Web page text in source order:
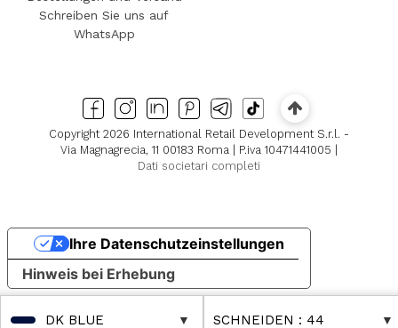
DK BLUE SCHNEIDEN : 44
Schreiben Sie uns auf
WhatsApp
Copyright 2026 International Retail Development S.r.l. -
Via Magnagrecia, 11 00183 Roma | P.iva 10471441005 |
Dati societari completi
Hinweis bei Erhebung
Ihre Datenschutzeinstellungen